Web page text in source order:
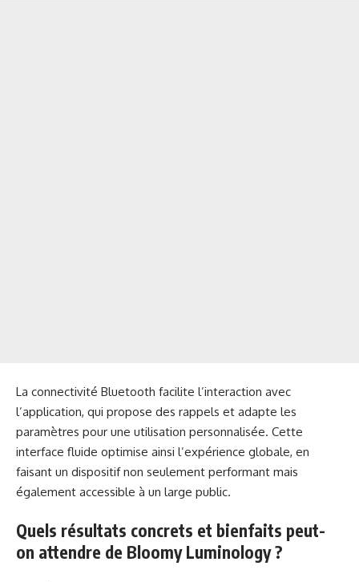
La connectivité Bluetooth facilite l’interaction avec
l’application, qui propose des rappels et adapte les
paramètres pour une utilisation personnalisée. Cette
interface fluide optimise ainsi l’expérience globale, en
faisant un dispositif non seulement performant mais
également accessible à un large public.
Quels résultats concrets et bienfaits peut-
on attendre de Bloomy Luminology ?